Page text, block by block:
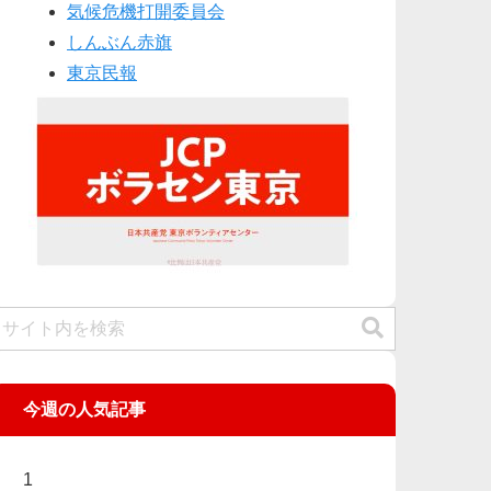
気候危機打開委員会
しんぶん赤旗
東京民報
今週の人気記事